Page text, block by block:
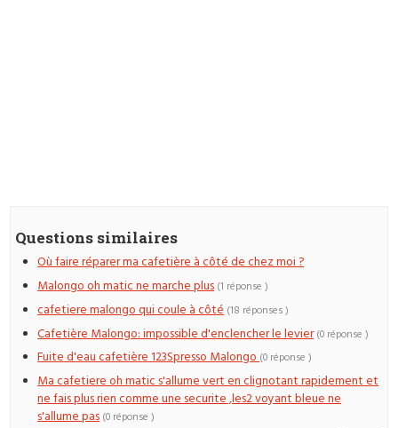
Questions similaires
Où faire réparer ma cafetière à côté de chez moi ?
Malongo oh matic ne marche plus (1 réponse )
cafetiere malongo qui coule à côté (18 réponses )
Cafetière Malongo: impossible d'enclencher le levier (0 réponse )
Fuite d'eau cafetière 123Spresso Malongo(0 réponse )
Ma cafetiere oh matic s'allume vert en clignotant rapidement et
ne fais plus rien comme une securite ,les2 voyant bleue ne
s'allume pas (0 réponse )